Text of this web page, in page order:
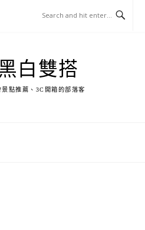
白雙搭
點推薦、3C開箱的部落客